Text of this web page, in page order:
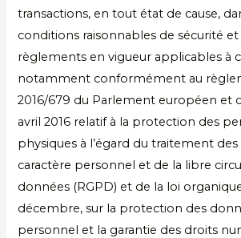
transactions, en tout état de cause,
conditions raisonnables de sécurité
règlements en vigueur applicables à
notamment conformément au
2016/679 du Parlement européen et
avril 2016 relatif à la protection des
physiques à l’égard du traitement
caractère personnel et de la libre
données (RGPD) et de la loi
décembre, sur la protection des
personnel et la garantie des droits